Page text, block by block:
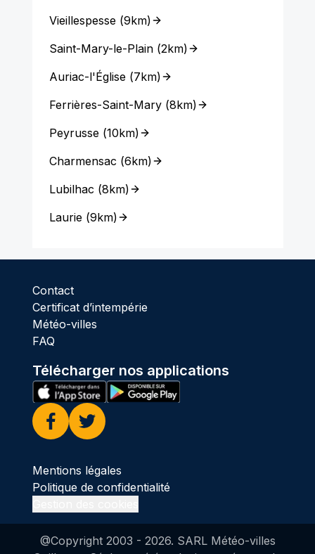
Vieillespesse(9km)
Saint-Mary-le-Plain(2km)
Auriac-l'Église(7km)
Ferrières-Saint-Mary(8km)
Peyrusse(10km)
Charmensac (6km)
Lubilhac (8km)
Laurie(9km)
Contact
Certificat d’intempérie
Météo-villes
FAQ
Télécharger nos applications
Facebook
Twitter
Mentions légales
Politique de confidentialité
@Copyright 2003 - 2026. SARL Météo-villes